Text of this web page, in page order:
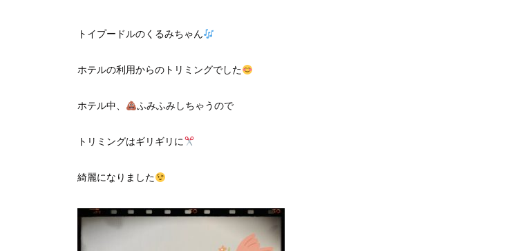
トイプードルのくるみちゃん
ホテルの利用からのトリミングでした
ホテル中、 ふみふみしちゃうので
トリミングはギリギリに
綺麗になりました